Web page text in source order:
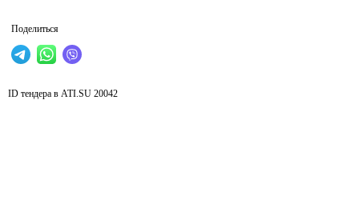
Поделиться
ID тендера в ATI.SU 20042